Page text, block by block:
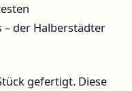
– der Halberstädter
gefertigt. Diese